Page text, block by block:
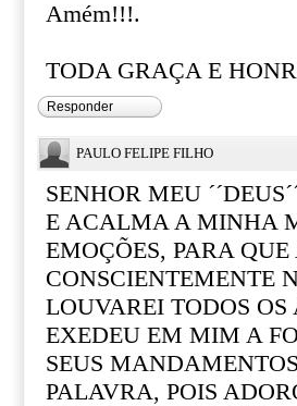
Amém!!!.
TODA GRAÇA E
Responder
PAULO FELIPE FILHO
SENHOR MEU
E ACALMA A MINHA
EMOÇÕES, PARA
CONSCIENTEMENTE
LOUVAREI TODOS OS
EXEDEU EM MIM A
SEUS
PALAVRA, POIS